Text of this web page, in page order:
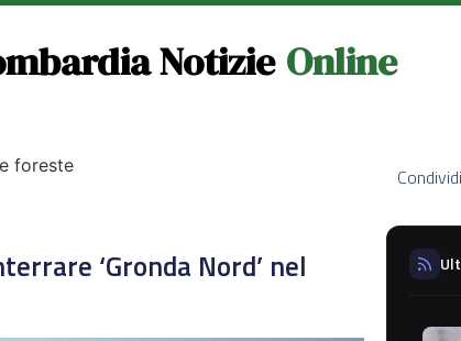
Notizie Online
foreste
‘Gronda Nord’ nel